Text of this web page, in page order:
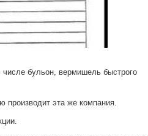
бульон, вермишель быстрого
производит эта же компания.